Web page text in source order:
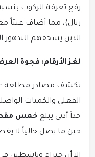
ريال)، مما أضاف عبئاً
الذين يسحقهم التدهور
لغز الأرقام: فجوة
تكشف مصادر مطلعة عن
الفعلي والكميات
حداً أدنى يبلغ خمس
حين ما يصل حالياً لا